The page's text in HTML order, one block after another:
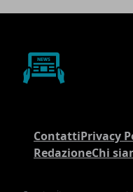
ContattiPrivacy
RedazioneChi